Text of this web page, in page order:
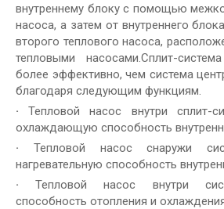
внутреннему блоку с помощью
насоса, а затем от внутреннего
второго теплового насоса,
тепловыми насосами.Сплит-
более эффективно, чем система
благодаря следующим функциям.
·Тепловой насос внутри сплит-
охлаждающую способность
· Тепловой насос снаружи
нагревательную способность
·Тепловой насос внутри
способность отопления и